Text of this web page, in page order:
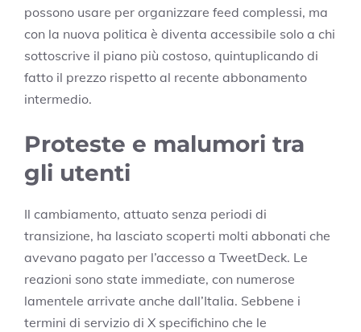
possono usare per organizzare feed complessi, ma
con la nuova politica è diventa accessibile solo a chi
sottoscrive il piano più costoso, quintuplicando di
fatto il prezzo rispetto al recente abbonamento
intermedio.
Proteste e malumori tra
gli utenti
Il cambiamento, attuato senza periodi di
transizione, ha lasciato scoperti molti abbonati che
avevano pagato per l’accesso a TweetDeck. Le
reazioni sono state immediate, con numerose
lamentele arrivate anche dall’Italia. Sebbene i
termini di servizio di X specifichino che le